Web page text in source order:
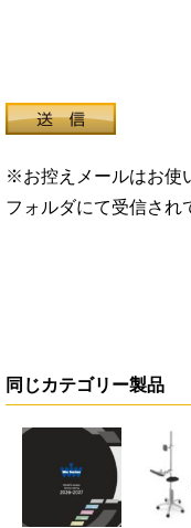
※お控えメールはお使
フォルダにて受信され
同じカテゴリー製品